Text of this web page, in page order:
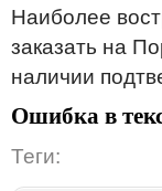
Наиболее
заказать на
наличии
Ошибка в
Теги: